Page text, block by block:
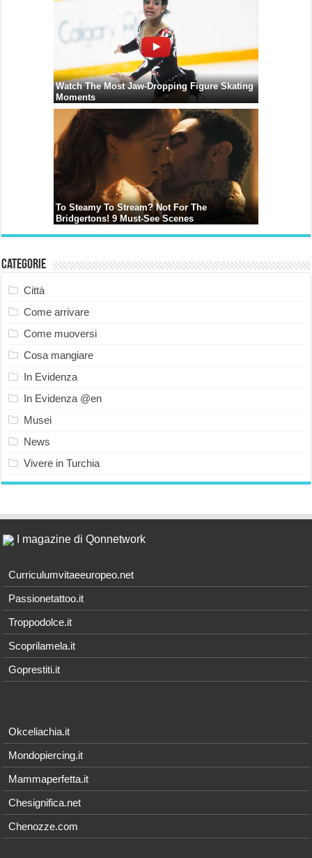
Categorie
Città
Come arrivare
Come muoversi
Cosa mangiare
In Evidenza
In Evidenza @en
Musei
News
Vivere in Turchia
I magazine di Qonnetwork
Curriculumvitaeeuropeo.net
Passionetattoo.it
Troppodolce.it
Scoprilamela.it
Goprestiti.it
Okceliachia.it
Mondopiercing.it
Mammaperfetta.it
Chesignifica.net
Chenozze.com